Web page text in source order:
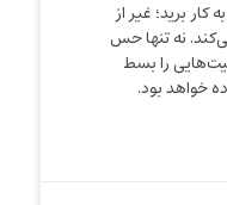
کار برید؛ غیر از
نه تنها حس
را بسط
خواهد بود.